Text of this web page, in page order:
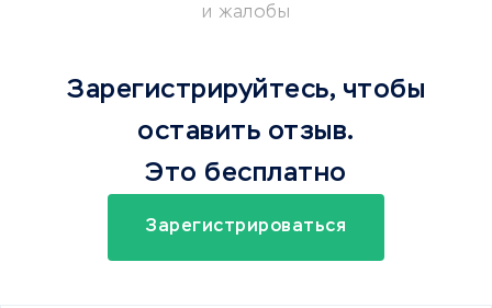
и жалобы
Зарегистрируйтесь, чтобы
оставить отзыв.
Это бесплатно
Зарегистрироваться